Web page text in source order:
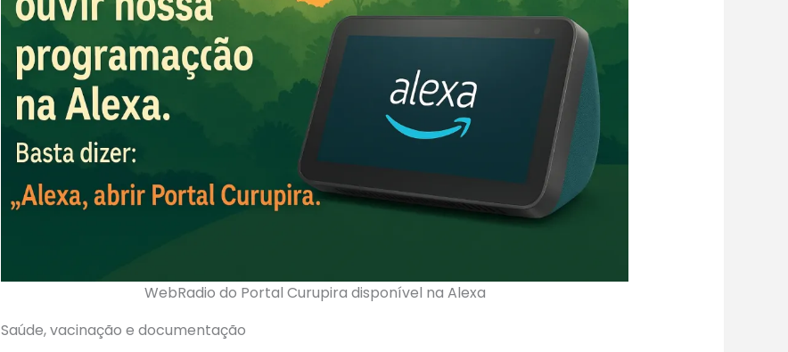
WebRadio do Portal Curupira disponível na Alexa
Saúde, vacinação e documentação